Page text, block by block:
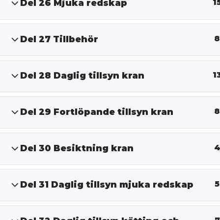
Del 26 Mjuka redskap
Del 27 Tillbehör 8
Del 28 Daglig tillsyn kran
Del 29 Fortlöpande tillsyn kran 8
Del 30 Besiktning kran 4
Del 31 Daglig tillsyn mjuka redskap 5